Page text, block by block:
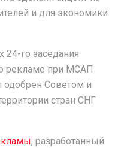
и для экономики
24-го заседания
рекламе при МСАП
одобрен Советом и
стран СНГ
, разработанный